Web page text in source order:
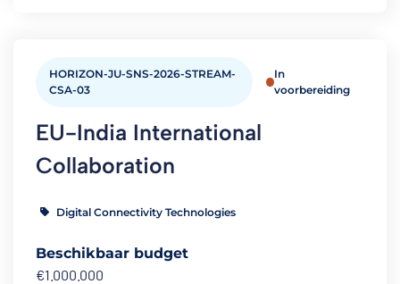
HORIZON-JU-SNS-2026-STREAM-
CSA-03
In
voorbereiding
EU-India International
Collaboration
Digital Connectivity Technologies
Beschikbaar budget
€1.000.000